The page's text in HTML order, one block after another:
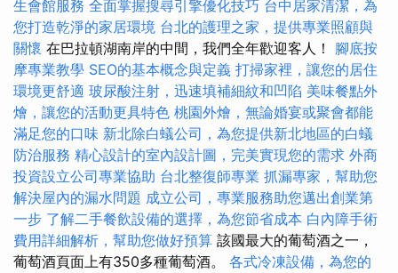
生會館服務 全面掌握搜尋引擎優化技巧 台中居家清潔，為
您打造乾淨的家居環境 台北的護理之家，提供專業照顧與
關懷 在巴拉頓湖南岸的中間，我們全年歡迎客人！ 腳底按
摩專業教學 SEO的基本概念與定義 打掃家裡，讓您的居住
環境更舒適 玻尿酸注射，迅速填補細紋和凹陷 美味餐點外
燴，讓您的活動更具特色 桃園外燴，無論婚宴或聚會都能
滿足您的口味 新北除白蟻公司，為您提供新北地區的白蟻
防治服務 精心設計的室內設計圖，完美實現您的需求 外商
投資設立公司專業協助 台北整復師專業 抓漏專家，幫助您
解決屋內的漏水問題 成立公司，專業服務助您邁出創業第
一步 了解二手餐飲設備的選擇，為您節省成本 白內障手術
費用詳細解析，幫助您做好預算 該國最大的葡萄酒之一，
葡萄酒頁面上有350多種葡萄酒。 各式冷凍設備，為您的